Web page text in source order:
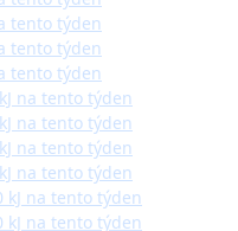
tento týden
tento týden
tento týden
na tento týden
na tento týden
na tento týden
na tento týden
kJ na tento týden
kJ na tento týden